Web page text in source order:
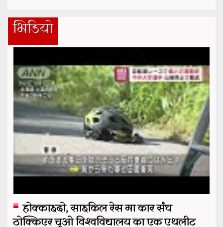
भिडियो
होक्काइदो, साइकिल रेस मा कार संघ
ठोक्किएर चुओ विश्वविद्यालय का एक एथलीट